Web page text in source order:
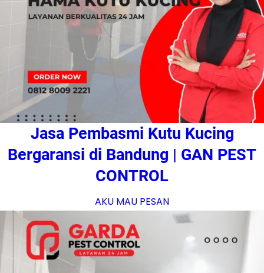
Jasa Pembasmi Kutu Kucing
Bergaransi di Bandung | GAN PEST
CONTROL
AKU MAU PESAN